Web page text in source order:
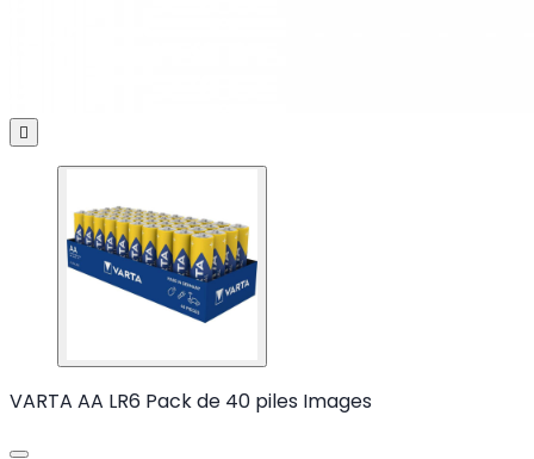

VARTA AA LR6 Pack de 40 piles Images